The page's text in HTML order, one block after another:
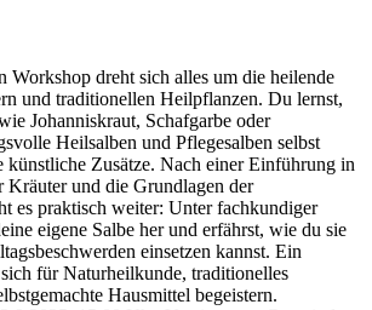
Workshop dreht sich alles um die heilende
und traditionellen Heilpflanzen. Du lernst,
Johanniskraut, Schafgarbe oder
Heilsalben und Pflegesalben selbst
künstliche Zusätze. Nach einer Einführung in
Kräuter und die Grundlagen der
es praktisch weiter: Unter fachkundiger
eigene Salbe her und erfährst, wie du sie
einsetzen kannst. Ein
für Naturheilkunde, traditionelles
Hausmittel begeistern.